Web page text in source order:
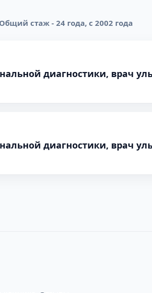
Общий стаж - 24 года, с 2002 года
диагностики, врач
диагностики, врач